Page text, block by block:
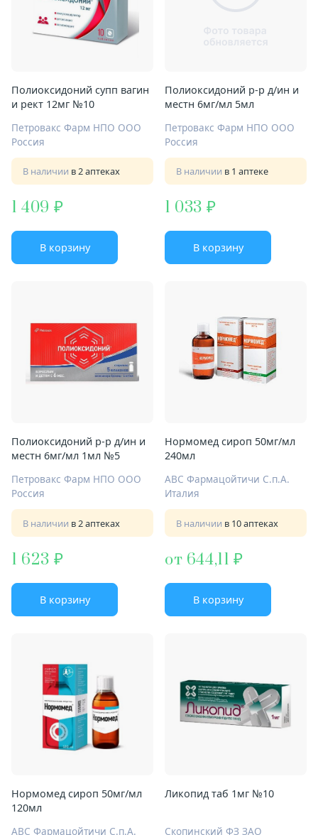
Полиоксидоний супп вагин
и рект 12мг №10
Петровакс Фарм НПО ООО
Россия
В наличии в 2 аптеках
1 409
В корзину
Полиоксидоний р-р д/ин и
местн 6мг/мл 5мл
Петровакс Фарм НПО ООО
Россия
В наличии в 1 аптеке
1 033
В корзину
Полиоксидоний р-р д/ин и
местн 6мг/мл 1мл №5
Петровакс Фарм НПО ООО
Россия
В наличии в 2 аптеках
1 623
В корзину
Нормомед сироп 50мг/мл
240мл
АВС Фармацойтичи С.п.А.
Италия
В наличии в 10 аптеках
от 644,11
В корзину
Нормомед сироп 50мг/мл
120мл
АВС Фармацойтичи С.п.А.
Ликопид таб 1мг №10
Скопинский ФЗ ЗАО